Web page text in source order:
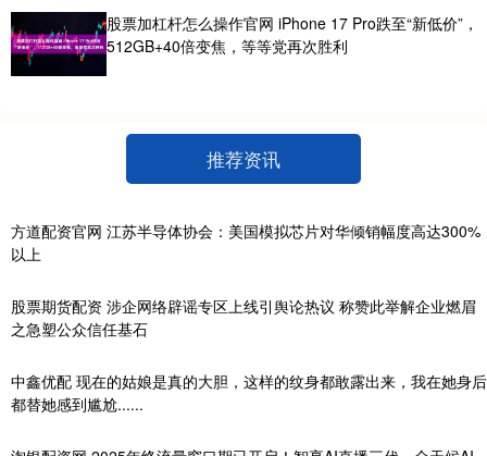
股票加杠杆怎么操作官网 iPhone 17 Pro跌至“新低价”，
512GB+40倍变焦，等等党再次胜利
推荐资讯
方道配资官网 江苏半导体协会：美国模拟芯片对华倾销幅度高达300%
以上
股票期货配资 涉企网络辟谣专区上线引舆论热议 称赞此举解企业燃眉
之急塑公众信任基石
中鑫优配 现在的姑娘是真的大胆，这样的纹身都敢露出来，我在她身后
都替她感到尴尬......